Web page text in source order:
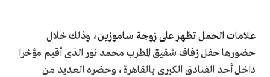
علامات الحمل تظهر على زوجة ساموزين، وذلك خلال
حضورها حفل زفاف شقيق المطرب محمد نور الذى أقيم مؤخرا
داخل أحد الفنادق الكبرى بالقاهرة، وحضره العديد من